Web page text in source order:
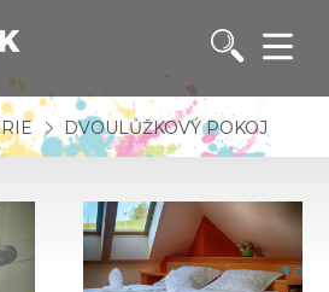
DVOULŮŽKOVÝ POKOJ